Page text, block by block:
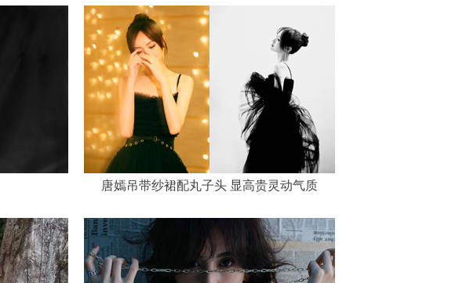
唐嫣吊带纱裙配丸子头 显高贵灵动气质